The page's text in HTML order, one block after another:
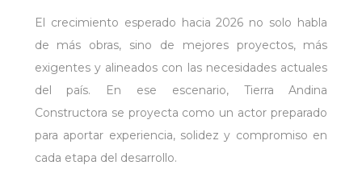
El crecimiento esperado hacia 2026 no solo habla
de más obras, sino de mejores proyectos, más
exigentes y alineados con las necesidades actuales
del país. En ese escenario, Tierra Andina
Constructora se proyecta como un actor preparado
para aportar experiencia, solidez y compromiso en
cada etapa del desarrollo.